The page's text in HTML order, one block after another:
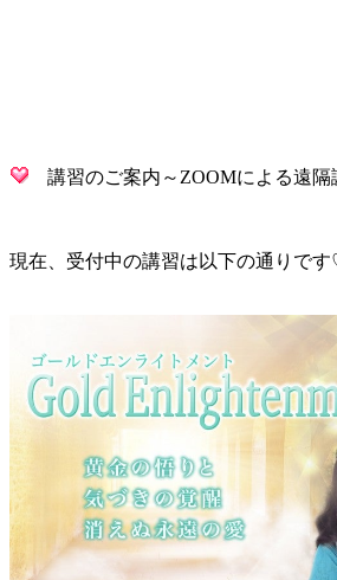
講習のご案内～ZOOMによる遠
現在、受付中の講習は以下の通りで